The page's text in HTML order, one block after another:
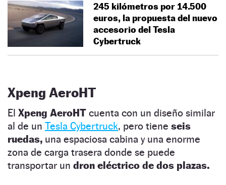
245 kilómetros por 14.500
euros, la propuesta del nuevo
accesorio del Tesla
Cybertruck
Xpeng AeroHT
El Xpeng AeroHT cuenta con un diseño similar
al de un Tesla Cybertruck, pero tiene seis
ruedas, una espaciosa cabina y una enorme
zona de carga trasera donde se puede
transportar un dron eléctrico de dos plazas.